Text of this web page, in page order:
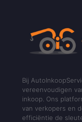
Bij
vereenvoudigen
inkoop. Ons
van verkopers en
efficiëntie de